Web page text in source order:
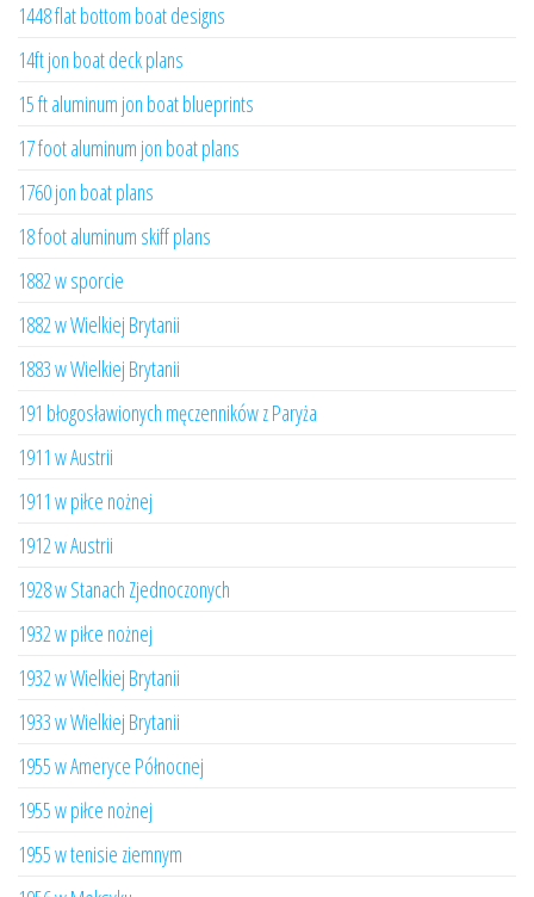
1448 flat bottom boat designs
14ft jon boat deck plans
15 ft aluminum jon boat blueprints
17 foot aluminum jon boat plans
1760 jon boat plans
18 foot aluminum skiff plans
1882 w sporcie
1882 w Wielkiej Brytanii
1883 w Wielkiej Brytanii
191 błogosławionych męczenników z Paryża
1911 w Austrii
1911 w piłce nożnej
1912 w Austrii
1928 w Stanach Zjednoczonych
1932 w piłce nożnej
1932 w Wielkiej Brytanii
1933 w Wielkiej Brytanii
1955 w Ameryce Północnej
1955 w piłce nożnej
1955 w tenisie ziemnym